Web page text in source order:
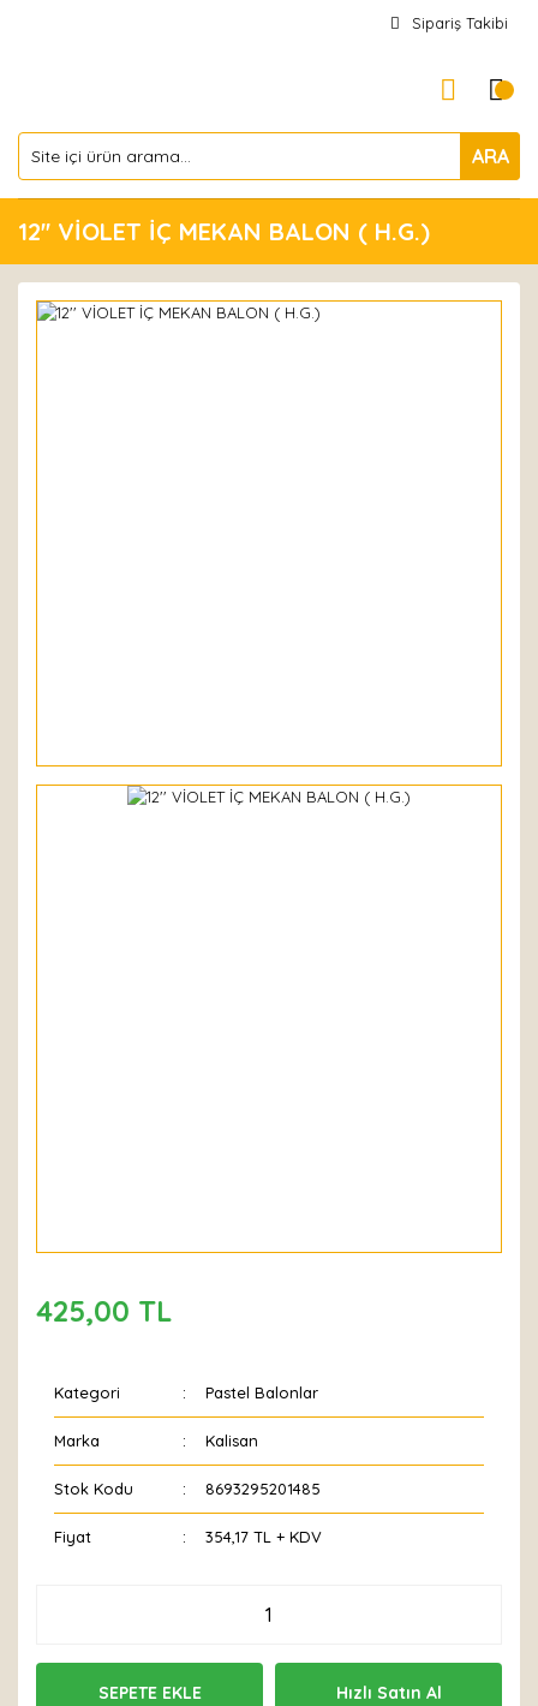
Sipariş Takibi
ARA
12'' VİOLET İÇ MEKAN BALON ( H.G.)
425,00 TL
Kategori Pastel Balonlar
Marka Kalisan
Stok Kodu 8693295201485
Fiyat 354,17 TL + KDV
SEPETE EKLE Hızlı Satın Al